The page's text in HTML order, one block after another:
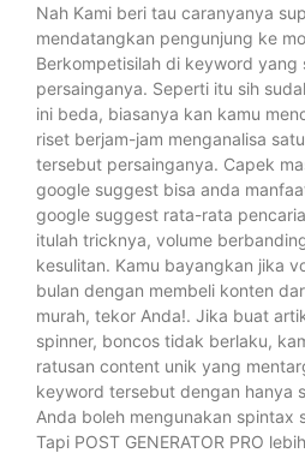
Nah Kami beri tau caranyanya
mendatangkan pengunjung ke
Berkompetisilah di keyword yang
persainganya. Seperti itu sih
ini beda, biasanya kan kamu
riset berjam-jam menganalisa
tersebut persainganya. Capek
google suggest bisa anda
google suggest rata-rata
itulah tricknya, volume
kesulitan. Kamu bayangkan jika
bulan dengan membeli konten
murah, tekor Anda!. Jika buat
spinner, boncos tidak berlaku,
ratusan content unik yang
keyword tersebut dengan hanya
Anda boleh mengunakan spintax
Tapi POST GENERATOR PRO